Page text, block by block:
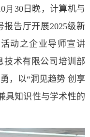
月 30日晚，计算机与
报告厅开展2025级新
动 之 企业导师宣讲
技术有限公司培训部
，以“洞见趋势 创享
具知识性与学术性的